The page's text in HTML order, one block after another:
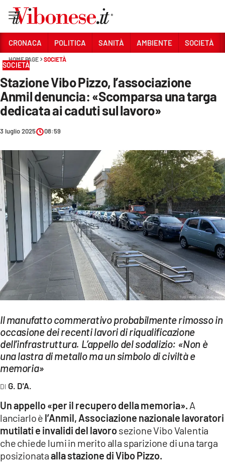
Sezioni
CRONACA
POLITICA
SOCIETÀ
CULTURA
ECONOMIA E LAVORO
EVENTI
SPORT
Streaming
LAC TV
LAC NETWORK
LAC ONAIR
LaC
LACTV.IT
LACONAIR.IT
LACITYMAG.IT
CRONACA POLITICA SANITÀ AMBIENTE SOCIETÀ
HOME PAGE SOCIETÀ
SOCIETÀ
Stazione Vibo Pizzo, l’associazione
Anmil denuncia: «Scomparsa una targa
dedicata ai caduti sul lavoro»
3 luglio 2025 08:59
Il manufatto commerativo probabilmente rimosso in
occasione dei recenti lavori di riqualificazione
dell’infrastruttura. L’appello del sodalizio: «Non è
una lastra di metallo ma un simbolo di civiltà e
memoria»
G. D'A.
Un appello «per il recupero della memoria». A
lanciarlo è l’Anmil, Associazione nazionale lavoratori
mutilati e invalidi del lavorosezione Vibo Valentia
che chiede lumi in merito alla sparizione di una targa
posizionataalla stazione di Vibo Pizzo.